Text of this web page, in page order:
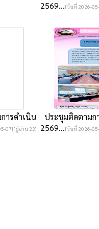
2569...[วันที่ 2026-
ารดำเนิน
07][ผู้อ่าน 22]
ประชุมติดตามก
2569...[วันที่ 2026-